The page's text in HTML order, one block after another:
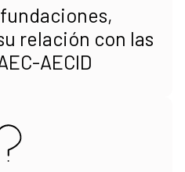
relación con las
AECID